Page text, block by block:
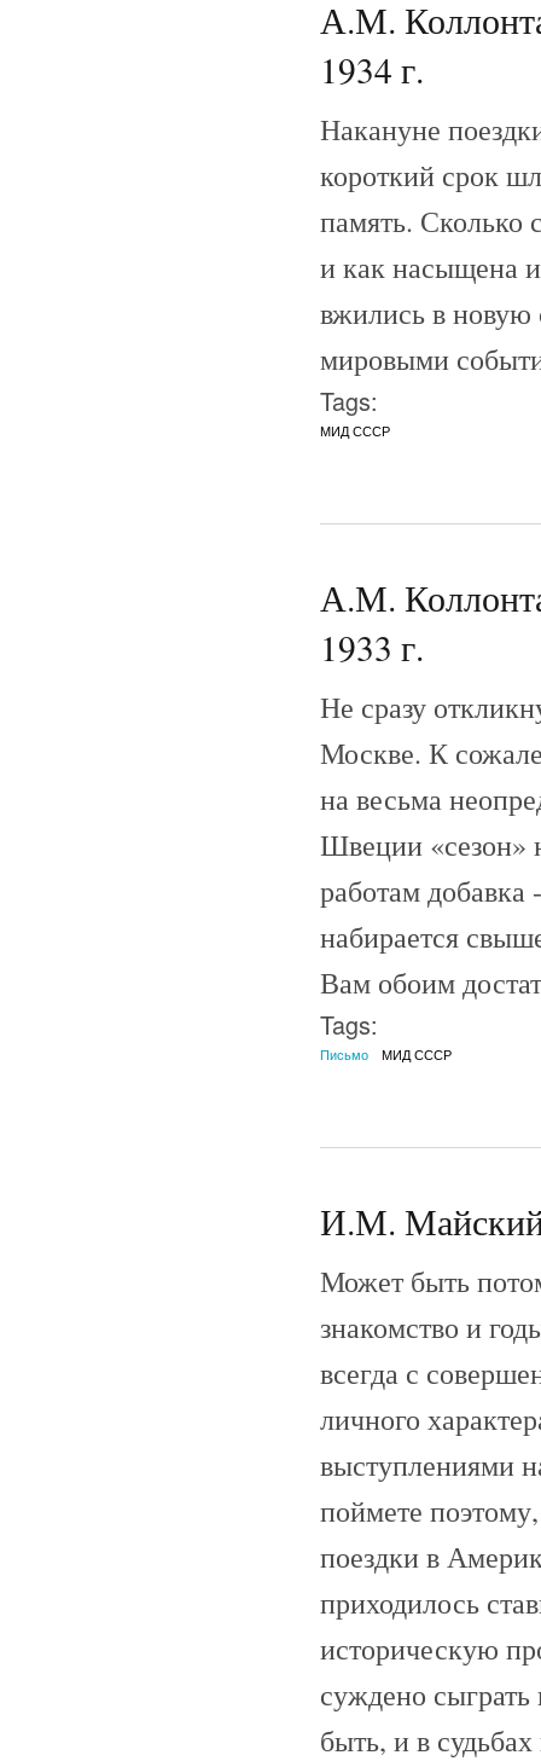
А.М.
1934 г.
Накануне
короткий срок
память. Сколько
и как насыщена
вжились в новую
мировыми
Tags:
МИД СССР
А.М.
1933 г.
Не сразу
Москве. К
на весьма
Швеции «сезон»
работам
набирается
Вам обоим
Tags:
Письмо МИД СССР
И.М. Майский
Может быть
знакомство и
всегда с
личного
выступлениями
поймете
поездки в
приходилось
историческую
суждено
быть, и в